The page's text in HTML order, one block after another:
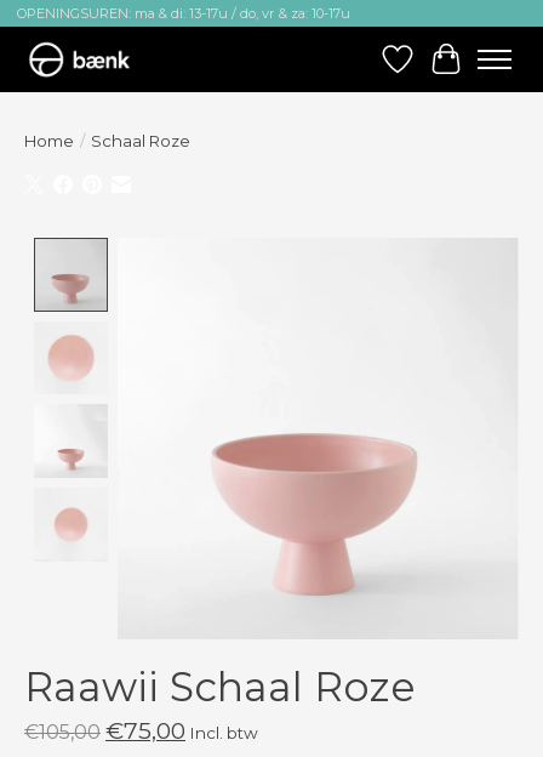
OPENINGSUREN: ma & di: 13-17u / do, vr & za: 10-17u
Verlanglijst
Home / Schaal Roze
Raawii Schaal Roze
€105,00 €75,00 Incl. btw